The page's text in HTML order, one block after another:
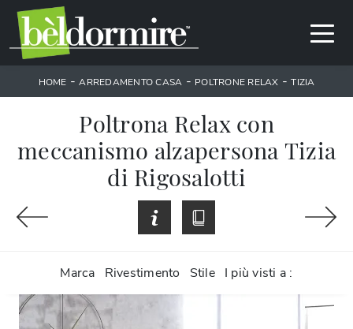
HOME -ARREDAMENTO CASA - POLTRONE RELAX -TIZIA
Poltrona Relax con
meccanismo alzapersona Tizia
di Rigosalotti
Marca Rivestimento Stile I più visti a :